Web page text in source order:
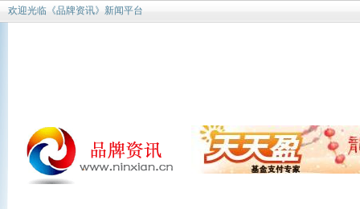
欢迎光临《品牌资讯》新闻平台